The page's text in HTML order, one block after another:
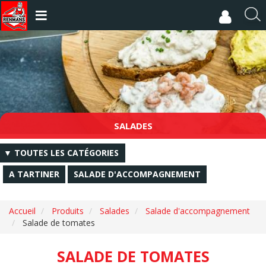
Aller
au
contenu
principal
R
e
c
h
e
r
c
h
r
SALADES
▼ TOUTES LES CATÉGORIES
A TARTINER
SALADE D'ACCOMPAGNEMENT
Accueil Produits Salades
Salade d'accompagnement
Salade de tomates
SALADE DE TOMATES